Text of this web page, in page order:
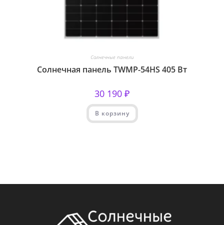
Солнечные панели
Солнечная панель TWMP-54HS 405 Вт
30 190 ₽
В корзину